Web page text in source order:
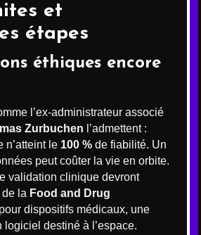
et
étapes
éthiques encore
l’ex-administrateur associé
Zurbuchen l’admettent :
n’atteint le 100 % de fiabilité. Un
peut coûter la vie en orbite.
validation clinique devront
la Food and Drug
pour dispositifs médicaux, une
logiciel destiné à l’espace.